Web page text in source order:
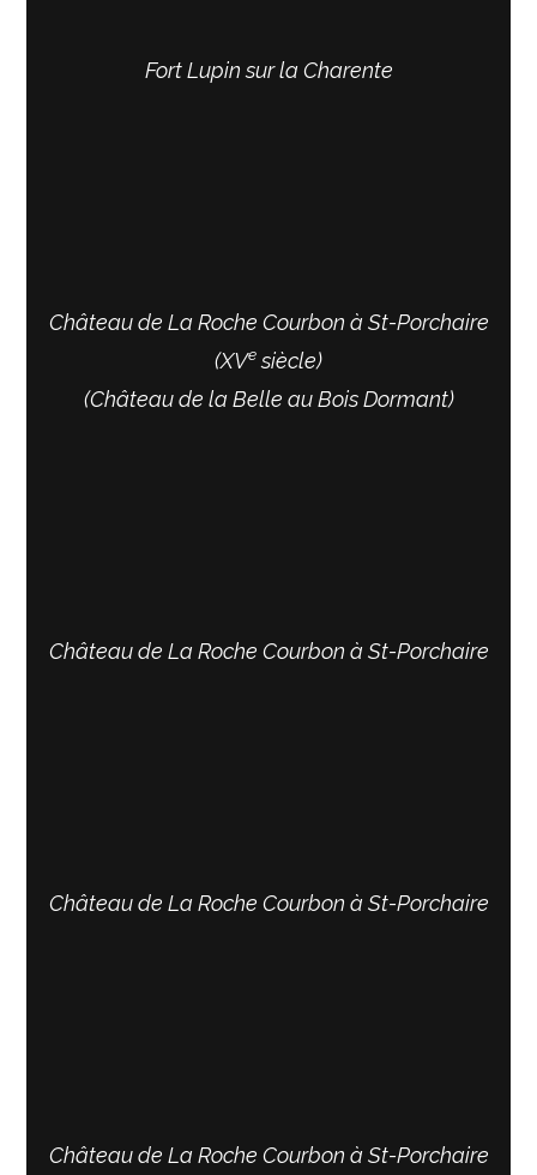
Fort Lupin sur la Charente
Château de La Roche Courbon à St-Porchaire
(XVesiècle)
(Château de la Belle au Bois Dormant)
Château de La Roche Courbon à St-Porchaire
Château de La Roche Courbon à St-Porchaire
Château de La Roche Courbon à St-Porchaire